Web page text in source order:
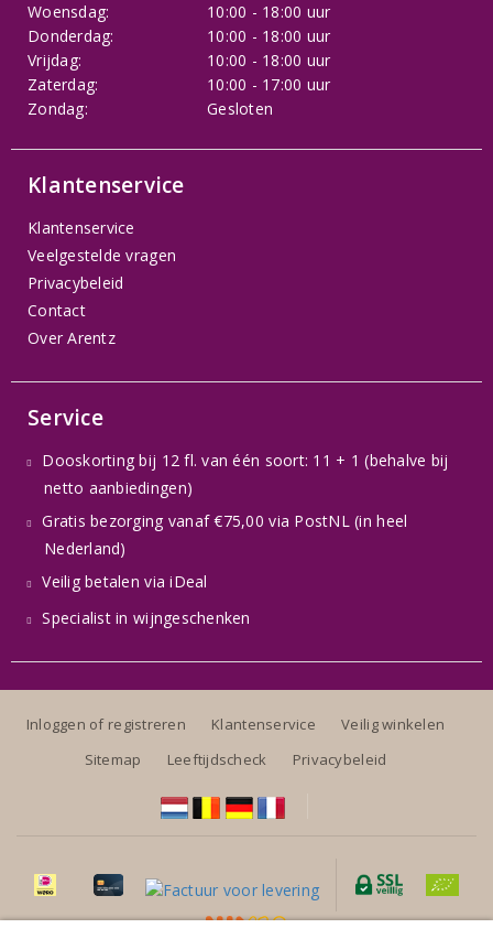
Woensdag:
10:00 - 18:00 uur
Donderdag:
10:00 - 18:00 uur
Vrijdag:
10:00 - 18:00 uur
Zaterdag:
10:00 - 17:00 uur
Zondag:
Gesloten
Klantenservice
Klantenservice
Veelgestelde vragen
Privacybeleid
Contact
Over Arentz
Service
Dooskorting bij 12 fl. van één soort: 11 + 1 (behalve bij
netto aanbiedingen)
Gratis bezorging vanaf €75,00 via PostNL (in heel
Nederland)
Veilig betalen via iDeal
Specialist in wijngeschenken
Inloggen of registreren Klantenservice
Veilig winkelen
Sitemap
Leeftijdscheck Privacybeleid